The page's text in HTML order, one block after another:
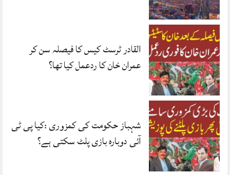
القادر ٹرسٹ کیس کا فیصلہ سن کر
عمران خان کا ردعمل کیا تھا؟
شہباز حکومت کی کمزوری :کیا پی ٹی
آئی دوبارہ بازی پلٹ سکتی ہے؟